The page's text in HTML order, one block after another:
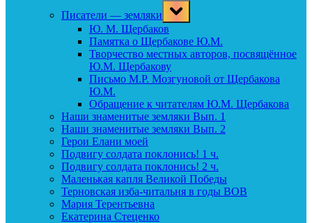
Писатели — земляки
Toggle
sub-
menu
Ю. М. Щербаков
Памятка о Щербакове Ю.М.
Творчество местных авторов, посвящённое
Ю.М. Щербакову
Письмо М.Р. Мозгуновой от Щербакова
Ю.М.
Обращение к читателям Ю.М. Щербакова
Наши знаменитые земляки Вып. 1
Наши знаменитые земляки Вып. 2
Герои Елани моей
Подвигу солдата поклонись! 1 ч.
Подвигу солдата поклонись! 2 ч.
Маленькая капля Великой Победы
Терновская изба-читальня в годы ВОВ
Мария Терентьевна
Екатерина Стеценко